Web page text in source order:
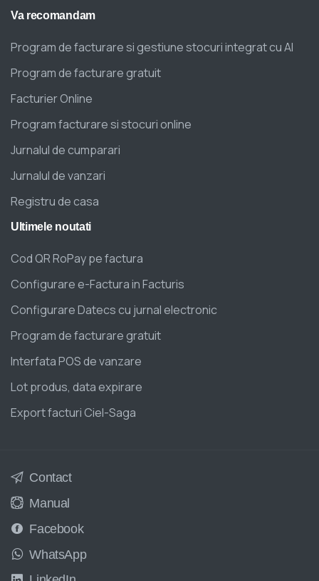
Va recomandam
Program de facturare si gestiune stocuri integrat cu AI
Program de facturare gratuit
Facturier Online
Program facturare si stocuri online
Jurnalul de cumparari
Jurnalul de vanzari
Registru de casa
Ultimele noutati
Cod QR RoPay pe factura
Configurare e-Factura in Facturis
Configurare Datecs cu jurnal electronic
Program de facturare gratuit
Interfata POS de vanzare
Lot produs, data expirare
Export facturi Ciel-Saga
Contact
Manual
Facebook
WhatsApp